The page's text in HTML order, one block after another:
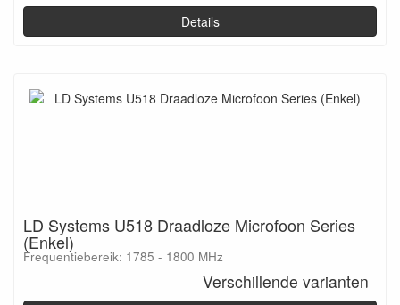
Details
LD Systems U518 Draadloze Microfoon Series
(Enkel)
Frequentiebereik: 1785 - 1800 MHz
Verschillende varianten